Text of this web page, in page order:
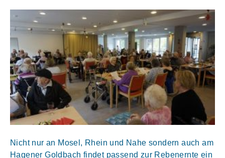
Nicht nur an Mosel, Rhein und Nahe sondern auch am
Hagener Goldbach findet passend zur Rebenernte ein